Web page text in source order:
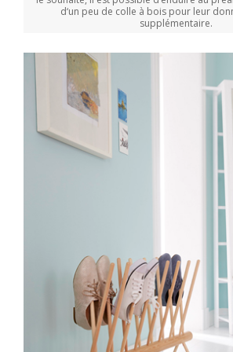
d‘un peu de colle à bois pour leur
supplémentaire.